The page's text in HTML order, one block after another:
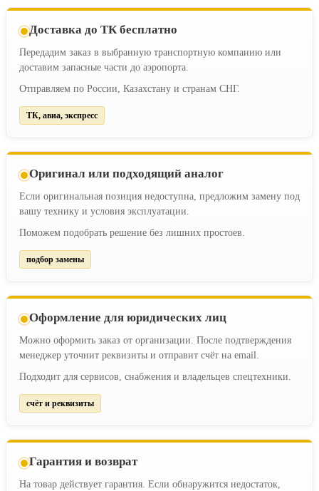
Доставка до ТК бесплатно
Передадим заказ в выбранную транспортную компанию или
доставим запасные части до аэропорта.
Отправляем по России, Казахстану и странам СНГ.
ТК, авиа, экспресс
Оригинал или подходящий аналог
Если оригинальная позиция недоступна, предложим замену под
вашу технику и условия эксплуатации.
Поможем подобрать решение без лишних простоев.
подбор замены
Оформление для юридических лиц
Можно оформить заказ от организации. После подтверждения
менеджер уточнит реквизиты и отправит счёт на email.
Подходит для сервисов, снабжения и владельцев спецтехники.
счёт и реквизиты
Гарантия и возврат
На товар действует гарантия. Если обнаружится недостаток,